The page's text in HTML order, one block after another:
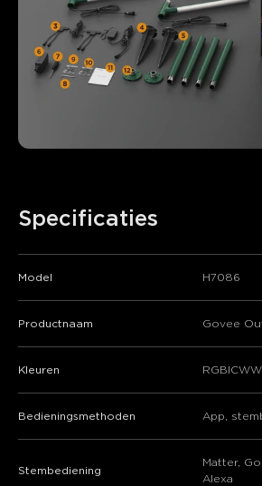
Specificaties
Model H7086
Productnaam Govee
Kleuren RGBICWW
Bedieningsmethoden App,
Stembediening
Matter,
Alexa